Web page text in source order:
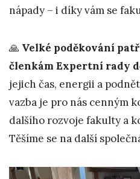
nápady – i díky vám se
🙏 Velké poděkování
členkám Expertní rady
jejich čas, energii a
vazba je pro nás cenným
dalšího rozvoje fakulty a
Těšíme se na další